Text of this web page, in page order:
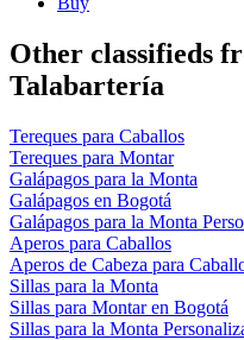
Other classifieds
Talabartería
Tereques para Caballos
Tereques para Montar
Galápagos para la Monta
Galápagos en Bogotá
Galápagos para la Monta
Aperos para Caballos
Aperos de Cabeza para
Sillas para la Monta
Sillas para Montar en Bogotá
Sillas para la Monta